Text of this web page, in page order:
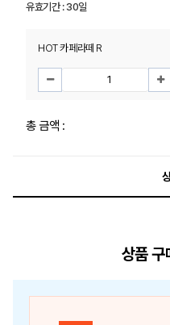
유효기간 :30일
HOT 카페라떼 R
총 금액 :
상품 구